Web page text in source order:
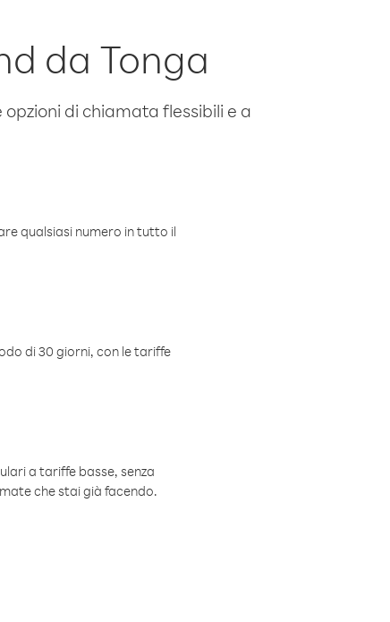
da Tonga
di chiamata flessibili e a
qualsiasi numero in tutto il
di 30 giorni, con le tariffe
a tariffe basse, senza
che stai già facendo.